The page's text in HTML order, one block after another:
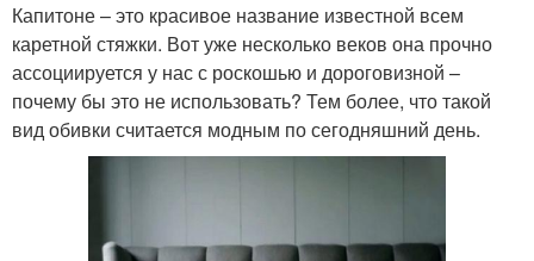
Капитоне – это красивое название известной всем
каретной стяжки. Вот уже несколько веков она прочно
ассоциируется у нас с роскошью и дороговизной –
почему бы это не использовать? Тем более, что такой
вид обивки считается модным по сегодняшний день.